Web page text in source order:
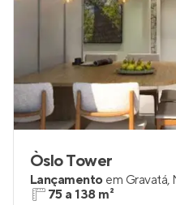
Òslo Tower
Lançamento em Gravatá,
75 a 138 m²